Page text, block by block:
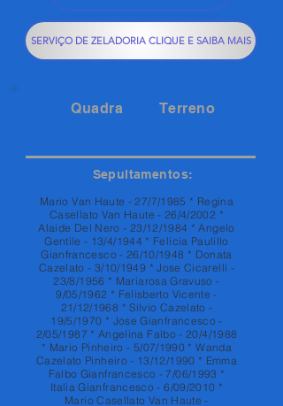
SERVIÇO DE ZELADORIA CLIQUE E SAIBA MAIS
Quadra Terreno
Sepultamentos:
Mario Van Haute - 27/7/1985 * Regina
Casellato Van Haute - 26/4/2002 *
Alaide Del Nero - 23/12/1984 * Angelo
Gentile - 13/4/1944 * Felicia Paulillo
Gianfrancesco - 26/10/1948 * Donata
Cazelato - 3/10/1949 * Jose Cicarelli -
23/8/1956 * Mariarosa Gravuso -
9/05/1962 * Felisberto Vicente -
21/12/1968 * Silvio Cazelato -
19/5/1970 * Jose Gianfrancesco -
2/05/1987 * Angelina Falbo - 20/4/1988
* Mario Pinheiro - 5/07/1990 * Wanda
Cazelato Pinheiro - 13/12/1990 * Emma
Falbo Gianfrancesco - 7/06/1993 *
Italia Gianfrancesco - 6/09/2010 *
Mario Casellato Van Haute -